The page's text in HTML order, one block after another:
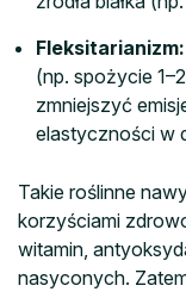
Fleksitarianizm:
(np. spożycie
zmniejszyć
elastyczności w
Takie roślinne
korzyściami
witamin,
nasyconych.